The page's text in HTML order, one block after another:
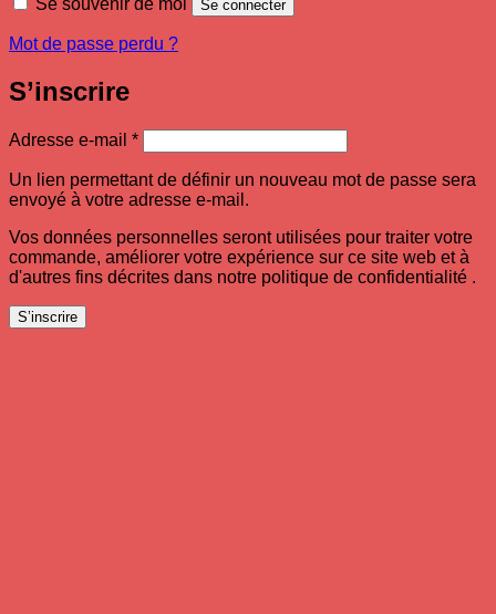
Se connecter
Mot de passe perdu ?
S’inscrire
Adresse e-mail *Obligatoire
Un lien permettant de définir un nouveau mot de passe sera
envoyé à votre adresse e-mail.
Vos données personnelles seront utilisées pour traiter votre
commande, améliorer votre expérience sur ce site web et à
d'autres fins décrites dans notre politique de confidentialité .
S’inscrire